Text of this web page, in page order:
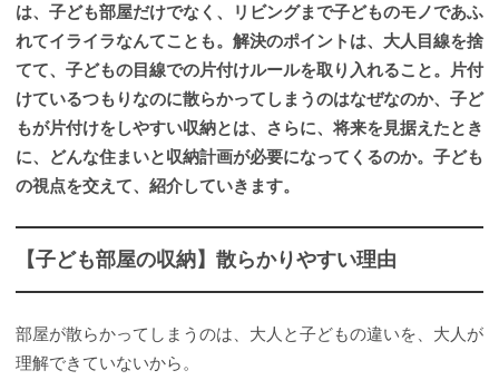
は、子ども部屋だけでなく、リビングまで子どものモノであふ
れてイライラなんてことも。解決のポイントは、大人目線を捨
てて、子どもの目線での片付けルールを取り入れること。片付
けているつもりなのに散らかってしまうのはなぜなのか、子ど
もが片付けをしやすい収納とは、さらに、将来を見据えたとき
に、どんな住まいと収納計画が必要になってくるのか。子ども
の視点を交えて、紹介していきます。
【子ども部屋の収納】散らかりやすい理由
部屋が散らかってしまうのは、大人と子どもの違いを、大人が
理解できていないから。